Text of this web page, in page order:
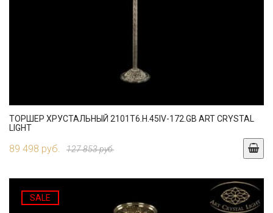
ТОРШЕР ХРУСТАЛЬНЫЙ 2101T6.H.45IV-172.GB ART CRYSTAL
LIGHT
89 498 руб. 127 853 руб.
SALE